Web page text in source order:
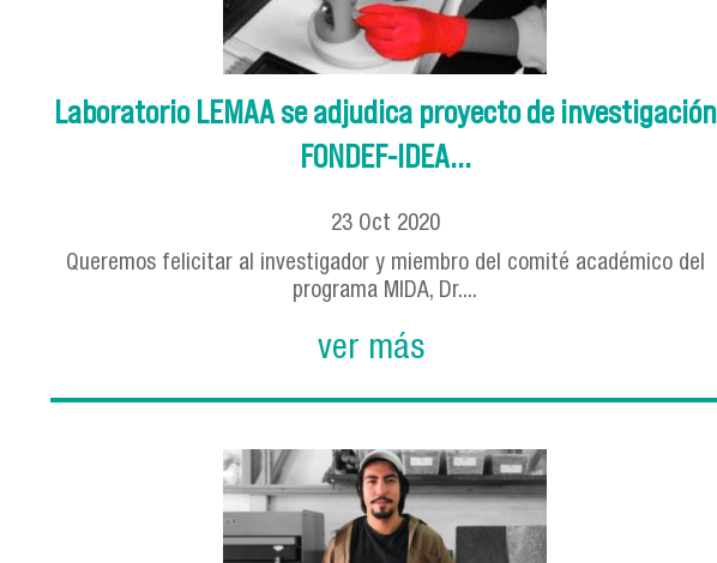
Laboratorio LEMAA se adjudica proyecto de investigación
FONDEF-IDEA...
23 Oct 2020
Queremos felicitar al investigador y miembro del comité académico del
programa MIDA, Dr....
ver más